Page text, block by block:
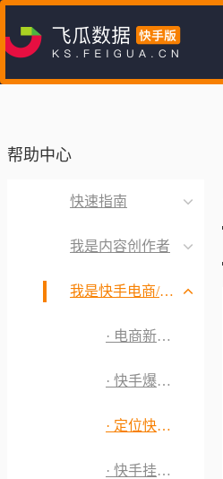
帮助中心
快速指南
我是内容创作者
我是快手电商/MCN机构
· 电商新手指引
· 快手爆款产品挖掘
· 定位快手优质主播
· 快手挂榜分析